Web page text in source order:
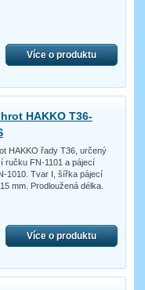
Více o produktu
HAKKO T36-
HAKKO řady T36, určený
ručku FN-1101 a pájecí
1010. Tvar I, šířka pájecí
mm. Prodloužená délka.
Více o produktu